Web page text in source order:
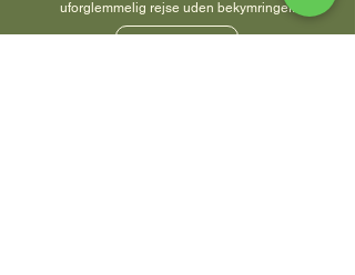
uforglemmelig rejse uden bekymringer.